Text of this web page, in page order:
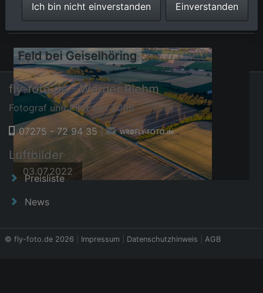
⇗ Benachbarte Orte
Feld bei Geiselhöring
03.07.2022
fly-foto.de - Werner Riehm
Fotograf und Pilot seit 2006
07275 - 72 94 35|
Luftbilder
Preisliste
News
© fly-foto.de 2026 Impressum Datenschutzhinweis AGB
Ich bin nicht einverstanden Einverstanden